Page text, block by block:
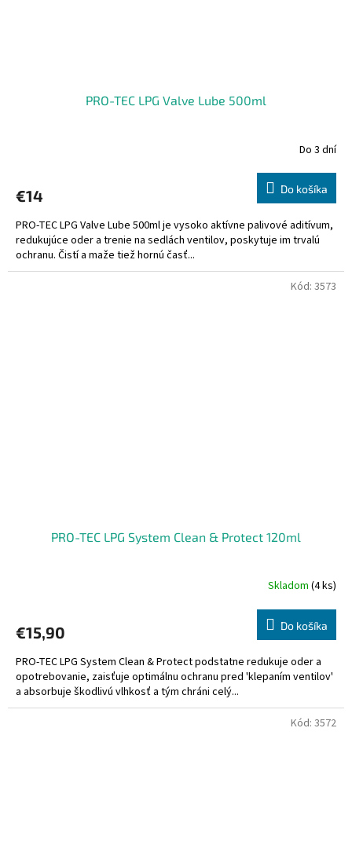
PRO-TEC LPG Valve Lube 500ml
Do 3 dní
€14 Do košíka
PRO-TEC LPG Valve Lube 500ml je vysoko aktívne palivové aditívum,
redukujúce oder a trenie na sedlách ventilov, poskytuje im trvalú
ochranu. Čistí a maže tiež hornú časť...
PRO-TEC LPG System Clean & Protect 120ml
Skladom (4 ks)
€15,90 Do košíka
PRO-TEC LPG System Clean & Protect podstatne redukuje oder a
opotrebovanie, zaisťuje optimálnu ochranu pred 'klepaním ventilov'
a absorbuje škodlivú vlhkosť a tým chráni celý...
Kód: 3573
Kód: 3572